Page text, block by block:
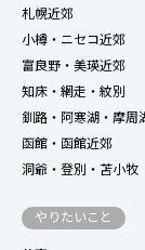
札幌近郊
小樽・ニセコ近郊
富良野・美瑛近郊
知床・網走・紋別
釧路・阿寒湖・摩周
函館・函館近郊
洞爺・登別・苫小牧
やりたいこと